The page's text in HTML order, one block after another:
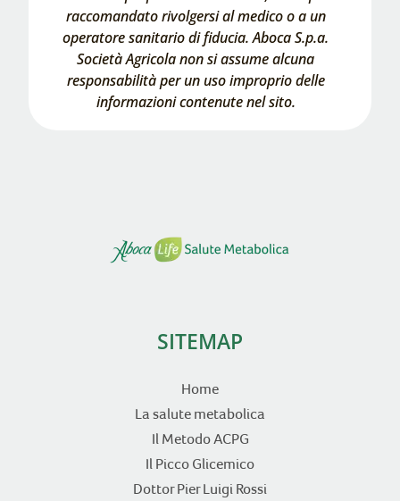
raccomandato rivolgersi al medico o a un
operatore sanitario di fiducia. Aboca S.p.a.
Società Agricola non si assume alcuna
responsabilità per un uso improprio delle
informazioni contenute nel sito.
SITEMAP
Home
La salute metabolica
Il Metodo ACPG
Il Picco Glicemico
Dottor Pier Luigi Rossi